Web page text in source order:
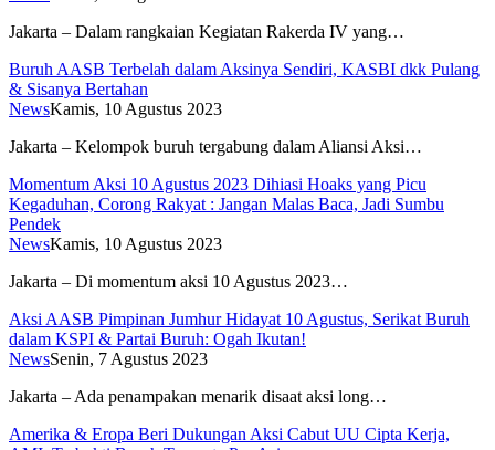
Jakarta – Dalam rangkaian Kegiatan Rakerda IV yang…
Buruh AASB Terbelah dalam Aksinya Sendiri, KASBI dkk Pulang
& Sisanya Bertahan
NewsKamis, 10 Agustus 2023
Jakarta – Kelompok buruh tergabung dalam Aliansi Aksi…
Momentum Aksi 10 Agustus 2023 Dihiasi Hoaks yang Picu
Kegaduhan, Corong Rakyat : Jangan Malas Baca, Jadi Sumbu
Pendek
NewsKamis, 10 Agustus 2023
Jakarta – Di momentum aksi 10 Agustus 2023…
Aksi AASB Pimpinan Jumhur Hidayat 10 Agustus, Serikat Buruh
dalam KSPI & Partai Buruh: Ogah Ikutan!
NewsSenin, 7 Agustus 2023
Jakarta – Ada penampakan menarik disaat aksi long…
Amerika & Eropa Beri Dukungan Aksi Cabut UU Cipta Kerja,